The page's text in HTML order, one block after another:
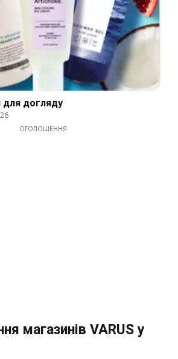
для догляду
ОГОЛОШЕННЯ
магазинів VARUS у